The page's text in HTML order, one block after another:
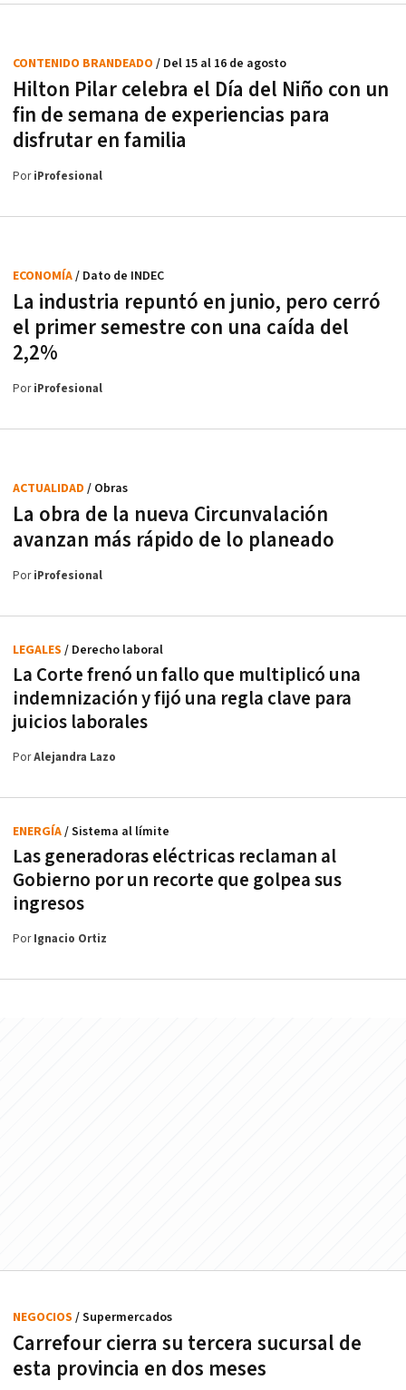
Hilton Pilar celebra el Día del Niño con un
fin de semana de experiencias para
disfrutar en familia
CONTENIDO BRANDEADO / Del 15 al 16 de agosto
PoriProfesional
La industria repuntó en junio, pero cerró
el primer semestre con una caída del
2,2%
ECONOMÍA/ Dato de INDEC
PoriProfesional
La obra de la nueva Circunvalación
avanzan más rápido de lo planeado
ACTUALIDAD / Obras
PoriProfesional
La Corte frenó un fallo que multiplicó una
indemnización y fijó una regla clave para
juicios laborales
LEGALES / Derecho laboral
PorAlejandra Lazo
Las generadoras eléctricas reclaman al
Gobierno por un recorte que golpea sus
ingresos
ENERGÍA/ Sistema al límite
PorIgnacio Ortiz
Carrefour cierra su tercera sucursal de
esta provincia en dos meses
NEGOCIOS / Supermercados